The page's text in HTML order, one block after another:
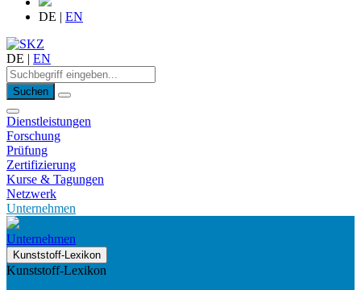
DE | EN
DE | EN
Suchen
Dienstleistungen
Forschung
Prüfung
Zertifizierung
Kurse & Tagungen
Netzwerk
Unternehmen
Unternehmen
Kunststoff-Lexikon
Kunststoff-Lexikon